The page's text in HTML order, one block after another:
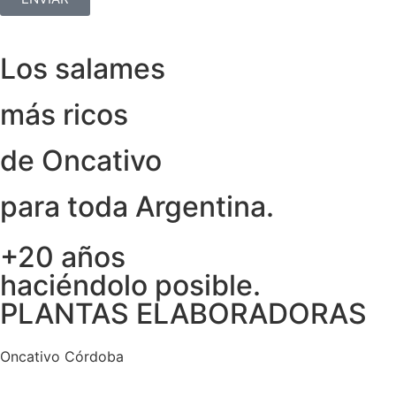
Los salames
más ricos
de Oncativo
para toda Argentina.
+20 años
haciéndolo posible.
PLANTAS ELABORADORAS
Oncativo Córdoba